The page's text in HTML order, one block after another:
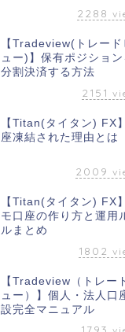
2288
【Tradeview(トレード
ュー)】保有ポジション
分割決済する方法
2151
【Titan(タイタン) FX
座凍結された理由とは
2009
【Titan(タイタン) FX
モ口座の作り方と運用
ルまとめ
1802
【Tradeview（トレー
ュー）】個人・法人口
設完全マニュアル